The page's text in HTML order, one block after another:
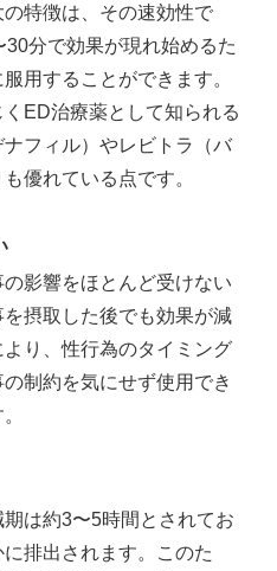
特徴は、その速効性で
分で効果が現れ始めるた
用することができます。
ED治療薬として知られる
フィル）やレビトラ（バ
優れている点です。
影響をほとんど受けない
摂取した後でも効果が減
り、性行為のタイミング
制約を気にせず使用でき
は約3〜5時間とされてお
排出されます。このた